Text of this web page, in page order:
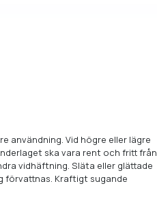
användning. Vid högre eller lägre
ska vara rent och fritt från
vidhäftning. Släta eller glättade
förvattnas. Kraftigt sugande